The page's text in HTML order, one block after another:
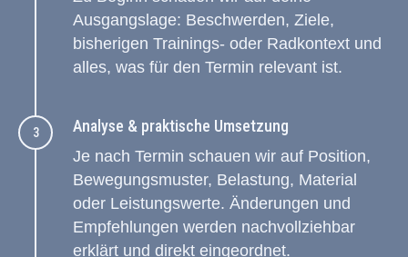
Ausgangslage: Beschwerden, Ziele,
bisherigen Trainings- oder Radkontext und
alles, was für den Termin relevant ist.
Analyse & praktische Umsetzung
Je nach Termin schauen wir auf Position,
Bewegungsmuster, Belastung, Material
oder Leistungswerte. Änderungen und
Empfehlungen werden nachvollziehbar
erklärt und direkt eingeordnet.